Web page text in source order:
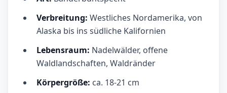
Verbreitung: Westliches Nordamerika, von
Alaska bis ins südliche Kalifornien
Lebensraum: Nadelwälder, offene
Waldlandschaften, Waldränder
Körpergröße: ca. 18-21 cm